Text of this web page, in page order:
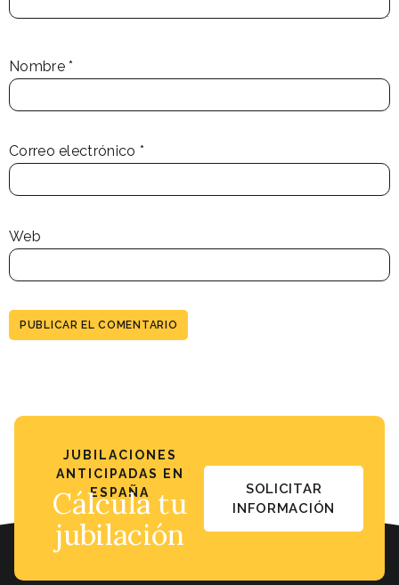
Nombre*
Correo electrónico *
Web
JUBILACIONES
ANTICIPADAS EN
ESPAÑA
Cálcula tu
jubilación
SOLICITAR
INFORMACIÓN